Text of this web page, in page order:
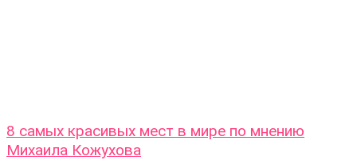
8 самых красивых мест в мире по мнению
Михаила Кожухова